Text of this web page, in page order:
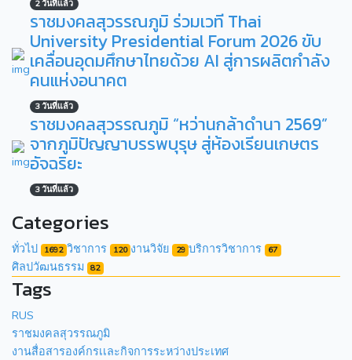
2 วันที่แล้ว
ราชมงคลสุวรรณภูมิ ร่วมเวที Thai
University Presidential Forum 2026 ขับ
เคลื่อนอุดมศึกษาไทยด้วย AI สู่การผลิตกำลัง
คนแห่งอนาคต
3 วันที่แล้ว
ราชมงคลสุวรรณภูมิ “หว่านกล้าดำนา 2569”
จากภูมิปัญญาบรรพบุรุษ สู่ห้องเรียนเกษตร
อัจฉริยะ
3 วันที่แล้ว
Categories
ทั่วไป 1692 วิชาการ 120 งานวิจัย 29 บริการวิชาการ 67
ศิลปวัฒนธรรม 82
Tags
RUS
ราชมงคลสุวรรณภูมิ
งานสื่อสารองค์กรเเละกิจการระหว่างประเทศ